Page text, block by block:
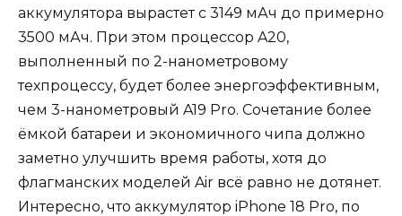
аккумулятора вырастет с 3149 мАч до примерно
3500 мАч. При этом процессор A20,
выполненный по 2-нанометровому
техпроцессу, будет более энергоэффективным,
чем 3-нанометровый A19 Pro. Сочетание более
ёмкой батареи и экономичного чипа должно
заметно улучшить время работы, хотя до
флагманских моделей Air всё равно не дотянет.
Интересно, что аккумулятор iPhone 18 Pro, по